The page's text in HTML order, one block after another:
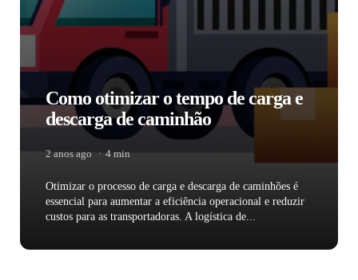
Como otimizar o tempo de carga e
descarga de caminhão
2 anos ago 4 min
Otimizar o processo de carga e descarga de caminhões é
essencial para aumentar a eficiência operacional e reduzir
custos para as transportadoras. A logística de...